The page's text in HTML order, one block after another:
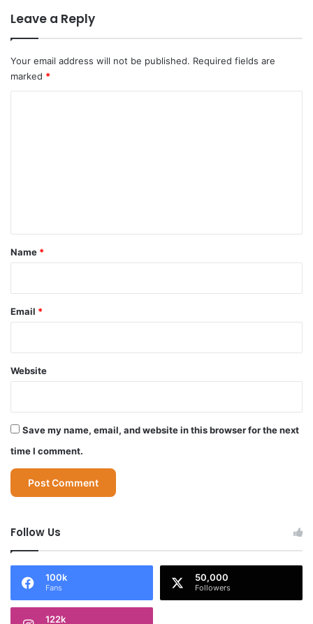
Leave a Reply
Your email address will not be published. Required fields are
marked *
*
Name *
Email *
Website
Save my name, email, and website in this browser for the next
time I comment.
Follow Us
100k
Fans
50,000
Followers
122k